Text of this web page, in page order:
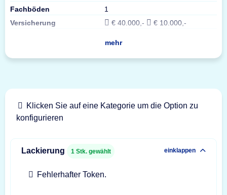
Fachböden
1
Versicherung
€ 40.000,- € 10.000,-
mehr
Klicken Sie auf eine Kategorie um die Option zu
konfigurieren
Lackierung 1 Stk. gewählt einklappen
Fehlerhafter Token.